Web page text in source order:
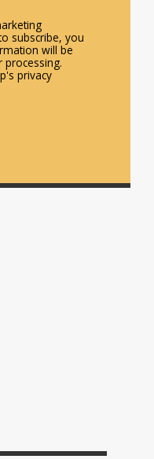
subscribe, you
will be
privacy